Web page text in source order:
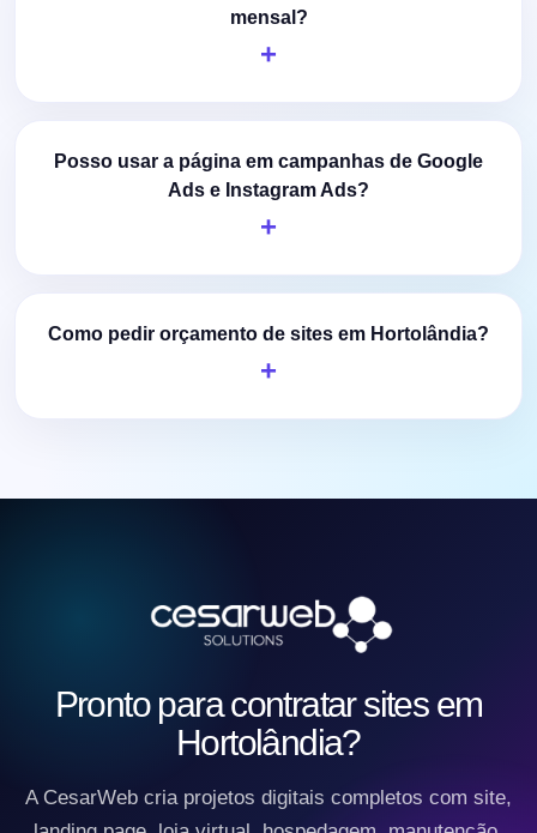
mensal?
Posso usar a página em campanhas de Google
Ads e Instagram Ads?
Como pedir orçamento de sites em Hortolândia?
Pronto para contratar sites em
Hortolândia?
A CesarWeb cria projetos digitais completos com site,